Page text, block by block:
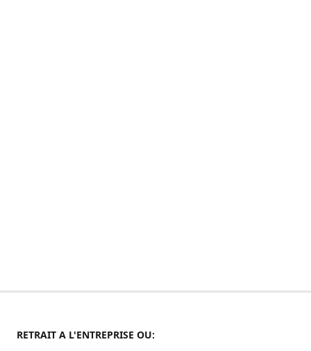
RETRAIT A L'ENTREPRISE OU: